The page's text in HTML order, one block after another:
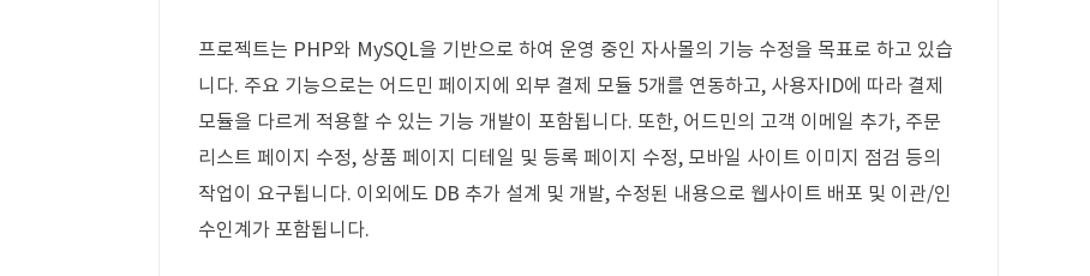
프로젝트는 PHP와 MySQL을 기반으로 하여 운영 중인 자사몰의 기능 수정을 목표로 하고 있습
니다. 주요 기능으로는 어드민 페이지에 외부 결제 모듈 5개를 연동하고, 사용자ID에 따라 결제
모듈을 다르게 적용할 수 있는 기능 개발이 포함됩니다. 또한, 어드민의 고객 이메일 추가, 주문
리스트 페이지 수정, 상품 페이지 디테일 및 등록 페이지 수정, 모바일 사이트 이미지 점검 등의
작업이 요구됩니다. 이외에도 DB 추가 설계 및 개발, 수정된 내용으로 웹사이트 배포 및 이관/인
수인계가 포함됩니다.